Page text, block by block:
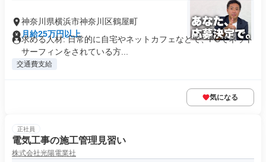
神奈川県横浜市神奈川区鶴屋町
月給25万円以上
求める人材: 日常的に自宅やネットカフェなどで、PCでネット
サーフィンをされている方...
交通費支給
気になる
正社員
電気工事の施工管理見習い
株式会社光陽電業社